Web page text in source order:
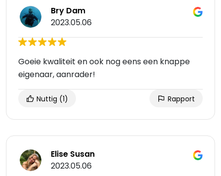
Bry Dam
2023.05.06
Goeie kwaliteit en ook nog eens een knappe
eigenaar, aanrader!
Nuttig (1) Rapport
Elise Susan
2023.05.06